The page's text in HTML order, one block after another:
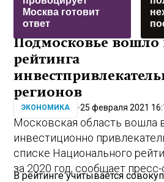
Москва готовит
ответ
Подмосковье вошло
рейтинга
регионов
ЭКОНОМИКА 25 февраля 2021
Московская область вошла
инвестиционно
списке Национального
за 2020 год, сообщает
В рейтинге учитывается